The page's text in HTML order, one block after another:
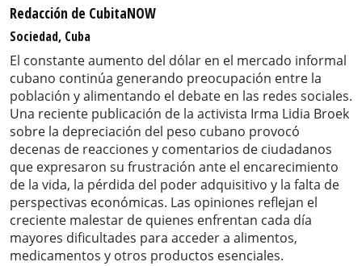
Redacción de CubitaNOW
Sociedad, Cuba
El constante aumento del dólar en el mercado informal
cubano continúa generando preocupación entre la
población y alimentando el debate en las redes sociales.
Una reciente publicación de la activista Irma Lidia Broek
sobre la depreciación del peso cubano provocó
decenas de reacciones y comentarios de ciudadanos
que expresaron su frustración ante el encarecimiento
de la vida, la pérdida del poder adquisitivo y la falta de
perspectivas económicas. Las opiniones reflejan el
creciente malestar de quienes enfrentan cada día
mayores dificultades para acceder a alimentos,
medicamentos y otros productos esenciales.